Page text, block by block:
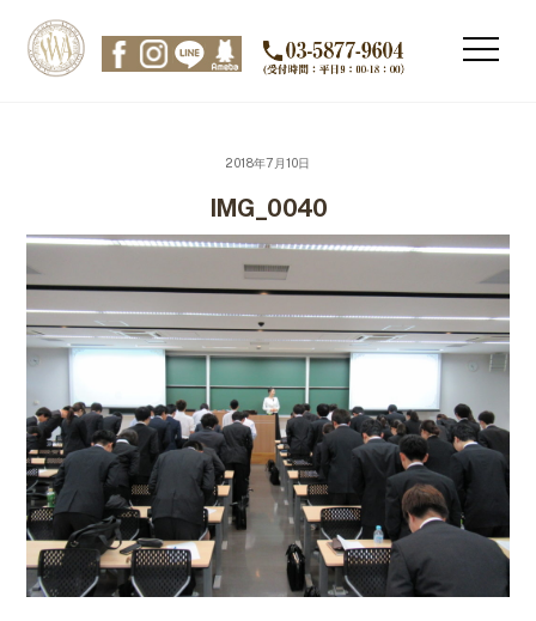
content
Menu
2018年7月10日
IMG_0040